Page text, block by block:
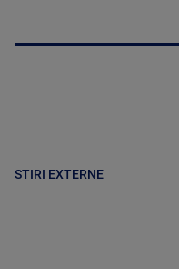
STIRI EXTERNE